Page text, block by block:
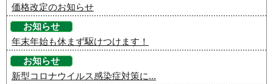
価格改定のお知らせ
お知らせ
年末年始も休まず駆けつけます！
お知らせ
新型コロナウイルス感染症対策に...